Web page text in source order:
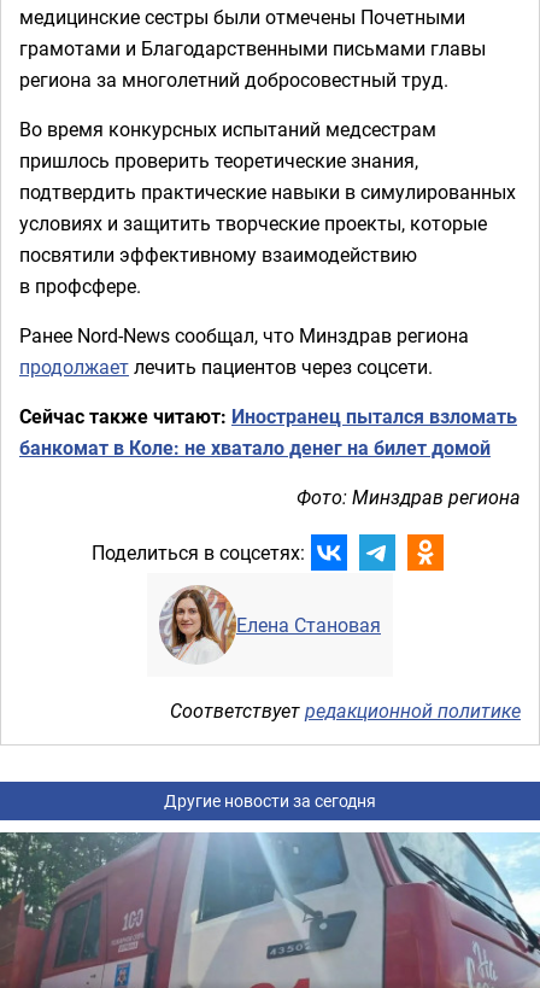
медицинские сестры были отмечены Почетными
грамотами и Благодарственными письмами главы
региона за многолетний добросовестный труд.
Во время конкурсных испытаний медсестрам
пришлось проверить теоретические знания,
подтвердить практические навыки в симулированных
условиях и защитить творческие проекты, которые
посвятили эффективному взаимодействию
в профсфере.
Ранее Nord-News сообщал, что Минздрав региона
продолжаетлечить пациентов через соцсети.
Сейчас также читают: Иностранец пытался взломать
банкомат в Коле: не хватало денег на билет домой
Фото: Минздрав региона
Поделиться в соцсетях:
Елена Становая
Соответствуетредакционной политике
Другие новости за сегодня